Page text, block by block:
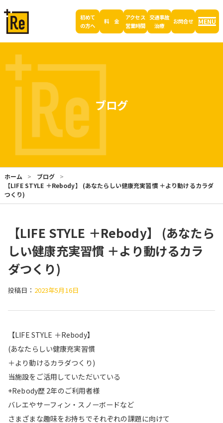
初めて
の方へ
料 金
アクセス
営業時間
交通事故
治療
お問合せ MENU
ブログ
ホーム
ブログ
【LIFE STYLE ＋Rebody】 (あなたらしい健康充実習慣 ＋より動けるカラダ
つくり)
【LIFE STYLE ＋Rebody】 (あなたら
しい健康充実習慣 ＋より動けるカラ
ダつくり)
投稿日： 2023年5月16日
【LIFE STYLE ＋Rebody】
(あなたらしい健康充実習慣
＋より動けるカラダつくり)
当施設をご活用していただいている
+Rebody歴 2年のご利用者様
バレエやサーフィン・スノーボードなど
さまざまな趣味をお持ちでそれぞれの課題に向けて